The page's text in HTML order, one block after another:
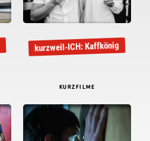
kurzweil-ICH: Kaffkönig
KURZFILME